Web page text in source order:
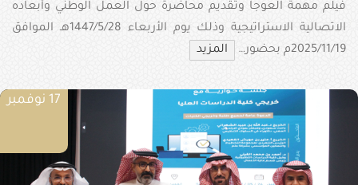
فيلم مهمة العوجا وتقديم محاضرة حول العمل الوطني وأبعاده
الاتصالية الاستراتيجية وذلك يوم الأربعاء 1447/5/28هـ الموافق
2025/11/19م بحضور…
المزيد
17 نوفمبر